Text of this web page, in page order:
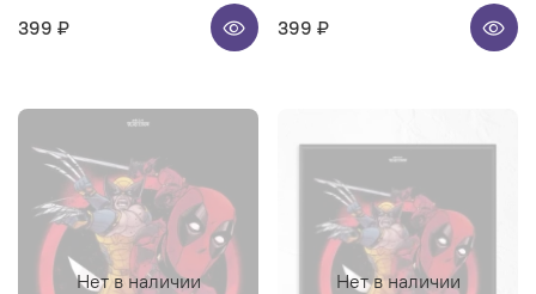
399 ₽
399 ₽
Нет в наличии Нет в наличии